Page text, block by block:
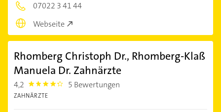
07022 3 41 44
Webseite
Rhomberg Christoph Dr., Rhomberg-Klaß
Manuela Dr. Zahnärzte
4,2 4.2000003 5 Bewertungen
ZAHNÄRZTE